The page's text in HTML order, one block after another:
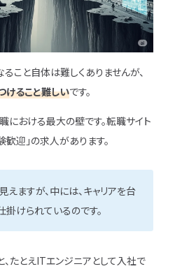
こと自体は難しくありませんが、
けること難しいです。
における最大の壁です。転職サイト
歓迎」の求人があります。
ますが、中には、キャリアを台
掛けられているのです。
、たとえITエンジニアとして入社で